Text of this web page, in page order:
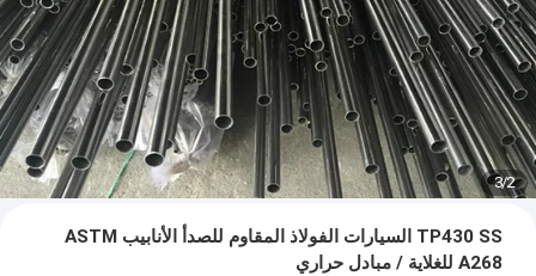
2
/
3
TP430 SS السيارات الفولاذ المقاوم للصدأ الأنابيب ASTM
A268 للغلاية / مبادل حراري